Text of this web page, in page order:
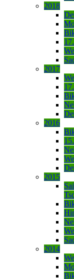
2018
2017
2016
2015
2014